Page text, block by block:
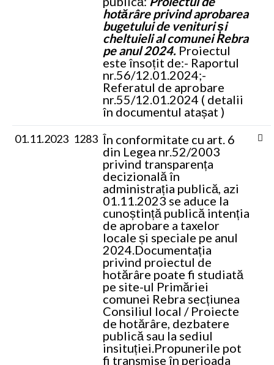
hotărâre privind aprobarea
bugetului de venituri și
cheltuieli al comunei Rebra
pe anul 2024. Proiectul
este însoțit de:- Raportul
nr.56/12.01.2024;-
Referatul de aprobare
nr.55/12.01.2024 ( detalii
în documentul atașat )
01.11.2023 1283 În conformitate cu art. 6
din Legea nr.52/2003
privind transparența
decizională în
administrația publică, azi
01.11.2023 se aduce la
cunoștință publică intenția
de aprobare a taxelor
locale și speciale pe anul
2024.Documentația
privind proiectul de
hotărâre poate fi studiată
pe site-ul Primăriei
comunei Rebra secțiunea
Consiliul local / Proiecte
de hotărâre, dezbatere
publică sau la sediul
insituției.Propunerile pot
fi transmise în perioada